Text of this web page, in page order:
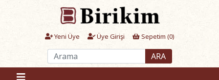
Yeni Üye Üye Girişi Sepetim (0)
ARA